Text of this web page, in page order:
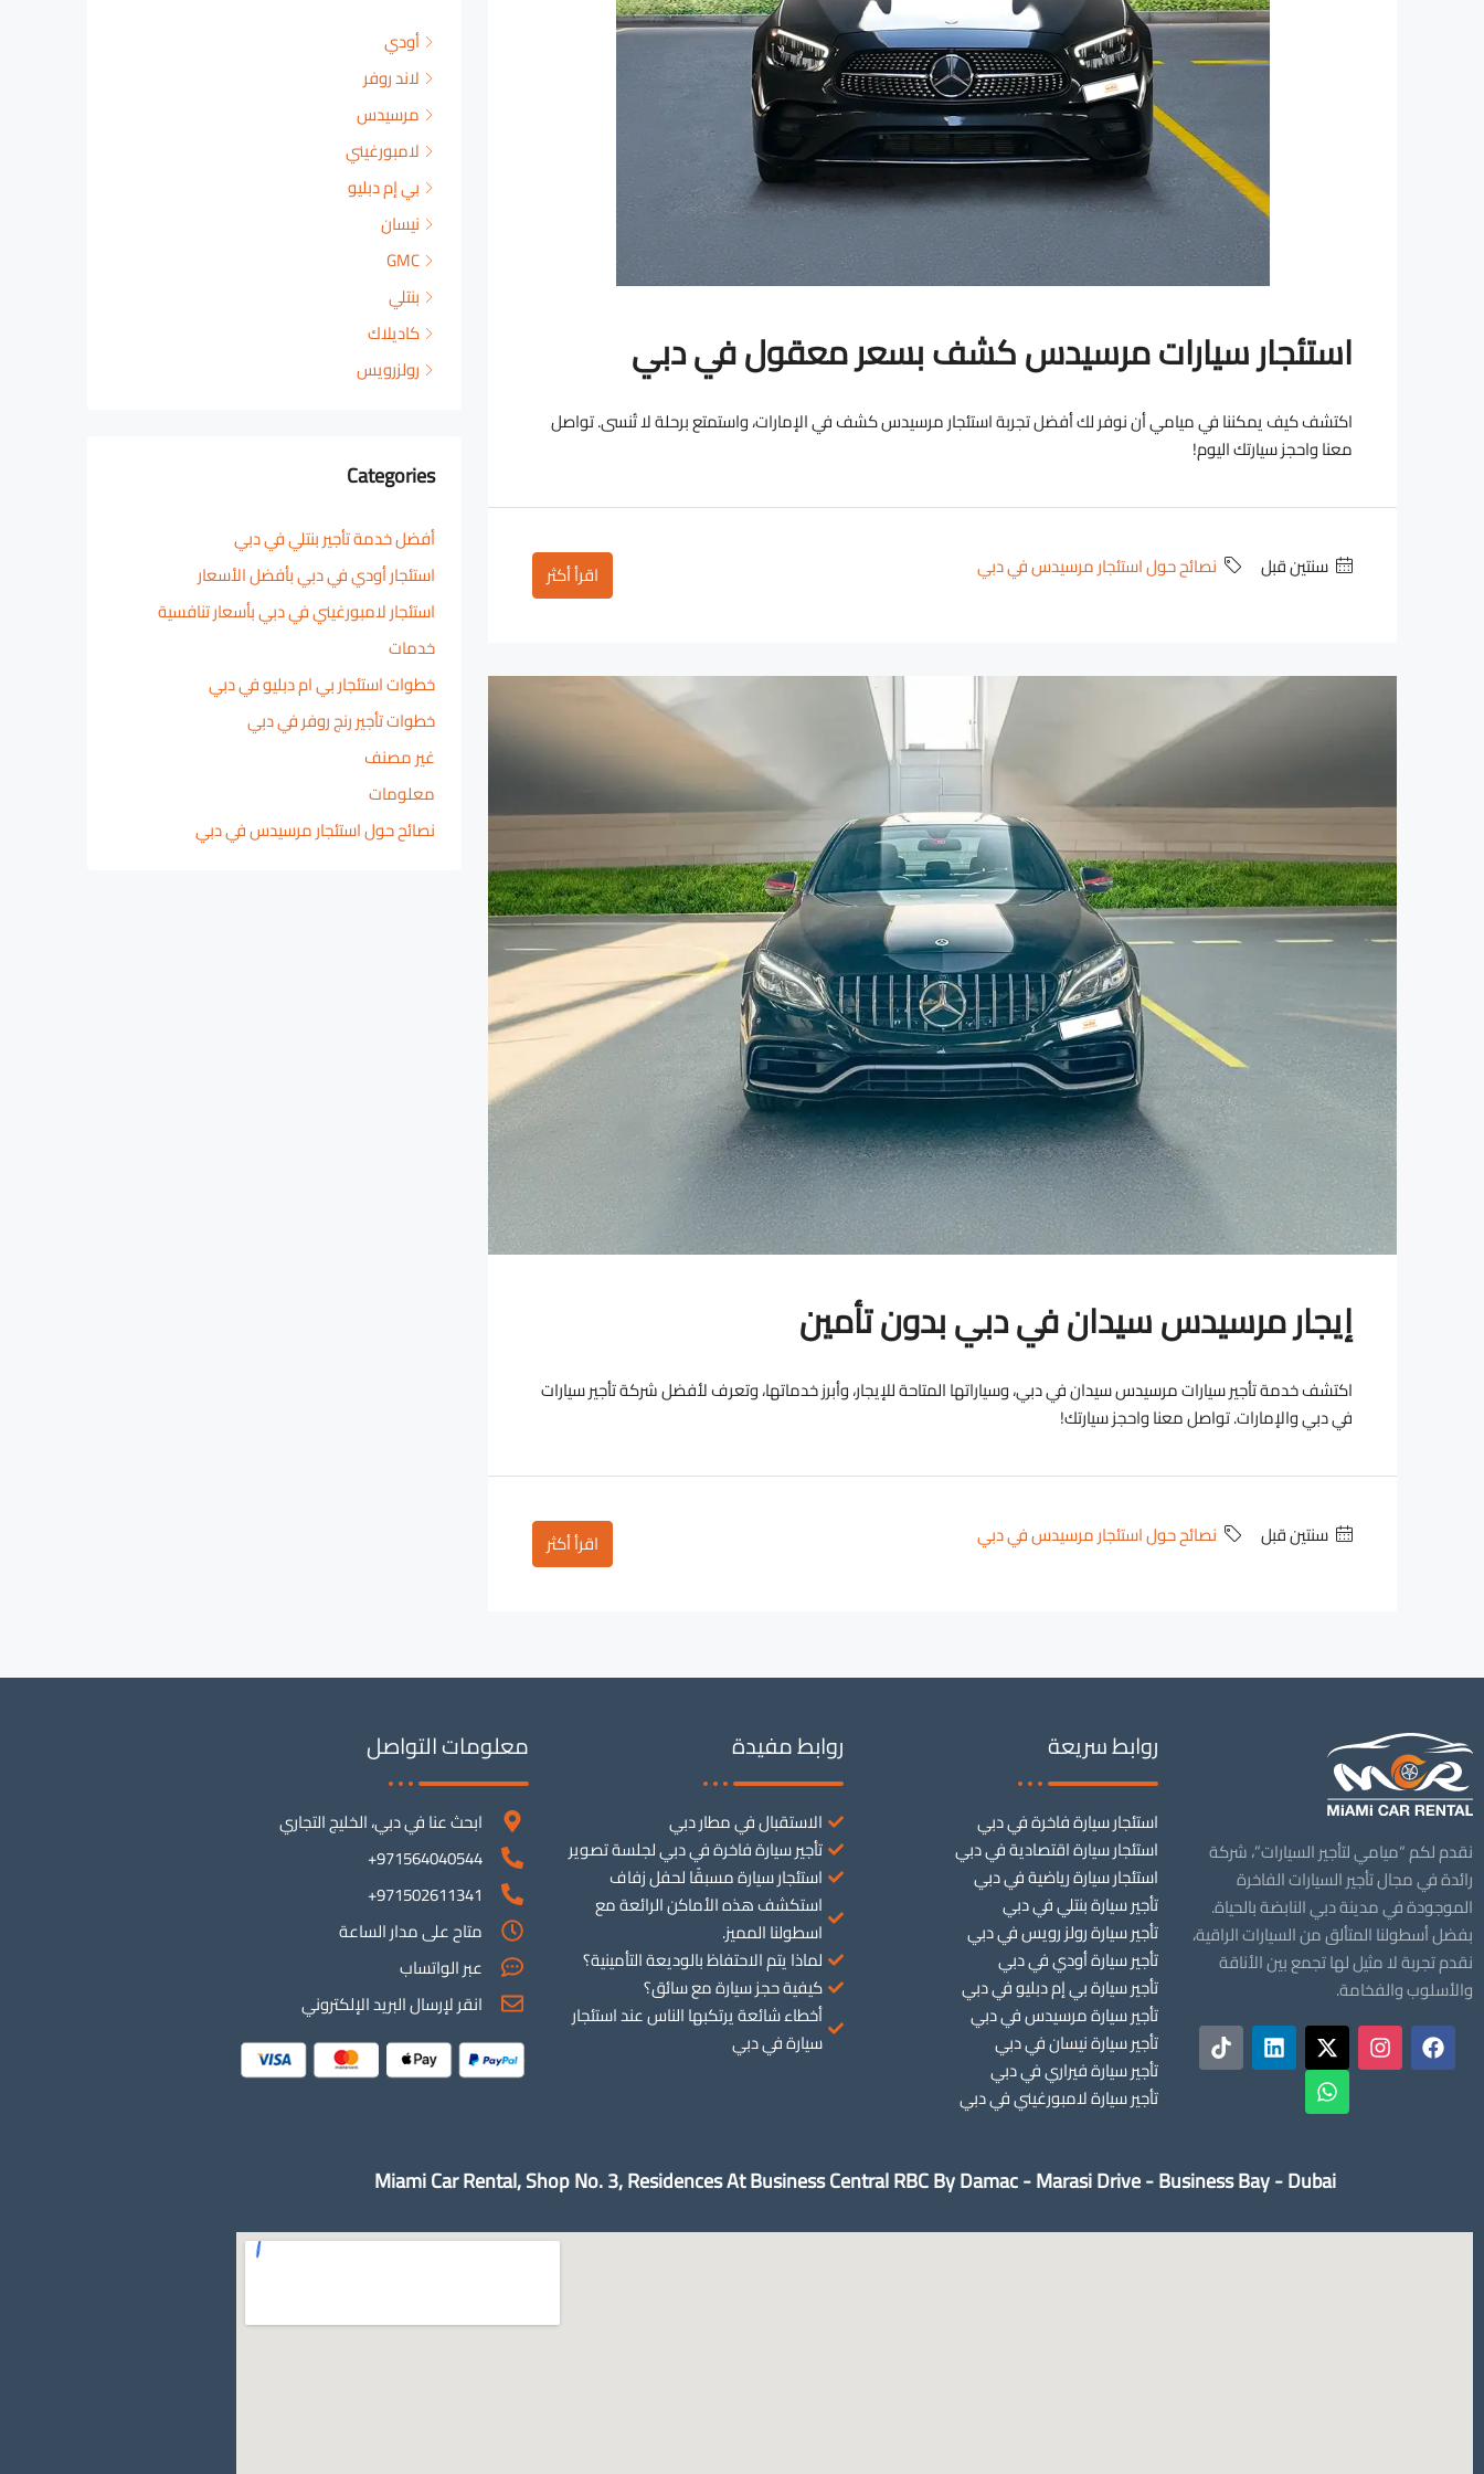
استئجار سيارات مرسيدس كشف بسعر معقول في دبي
اكتشف كيف يمكننا في ميامي أن نوفر لك أفضل تجربة استئجار مرسيدس كشف في الإمارات، واستمتع برحلة لا تُنسى. تواصل
معنا واحجز سيارتك اليوم!
‏سنتين قبل نصائح حول استئجار مرسيدس في دبي اقرأ أكثر
إيجار مرسيدس سيدان في دبي بدون تأمين
اكتشف خدمة تأجير سيارات مرسيدس سيدان في دبي، وسياراتها المتاحة للإيجار، وأبرز خدماتها، وتعرف لأفضل شركة تأجير سيارات
في دبي والإمارات. تواصل معنا واحجز سيارتك!
‏سنتين قبل نصائح حول استئجار مرسيدس في دبي اقرأ أكثر
أودي
لاند روفر
مرسيدس
لامبورغيني
بي إم دبليو
نيسان
GMC
بنتلي
كاديلاك
رولزرويس
Categories
أفضل خدمة تأجير بنتلي في دبي
استئجار أودي في دبي بأفضل الأسعار
استئجار لامبورغيني في دبي بأسعار تنافسية
خدمات
خطوات استئجار بي ام دبليو في دبي
خطوات تأجير رنج روفر في دبي
غير مصنف
معلومات
نصائح حول استئجار مرسيدس في دبي
نقدم لكم “ميامي لتأجير السيارات”، شركة
رائدة في مجال تأجير السيارات الفاخرة
الموجودة في مدينة دبي النابضة بالحياة.
بفضل أسطولنا المتألق من السيارات الراقية،
نقدم تجربة لا مثيل لها تجمع بين الأناقة
والأسلوب والفخامة.
روابط سريعة
استئجار سيارة فاخرة في دبي
استئجار سيارة اقتصادية في دبي
استئجار سيارة رياضية في دبي
تأجير سيارة بنتلي في دبي
تأجير سيارة رولز رويس في دبي
تأجير سيارة أودي في دبي
تأجير سيارة بي إم دبليو في دبي
تأجير سيارة مرسيدس في دبي
تأجير سيارة نيسان في دبي
تأجير سيارة فيراري في دبي
تأجير سيارة لامبورغيني في دبي
روابط مفيدة
الاستقبال في مطار دبي
تأجير سيارة فاخرة في دبي لجلسة تصوير
استئجار سيارة مسبقًا لحفل زفاف
استكشف هذه الأماكن الرائعة مع
اسطولنا المميز.
لماذا يتم الاحتفاظ بالوديعة التأمينية؟
كيفية حجز سيارة مع سائق؟
أخطاء شائعة يرتكبها الناس عند استئجار
سيارة في دبي
معلومات التواصل
ابحث عنا في دبي، الخليج التجاري
971564040544+
971502611341+
متاح على مدار الساعة
عبر الواتساب
انقر لإرسال البريد الإلكتروني
Miami Car Rental, Shop No. 3, Residences At Business Central RBC By Damac - Marasi Drive - Business Bay - Dubai